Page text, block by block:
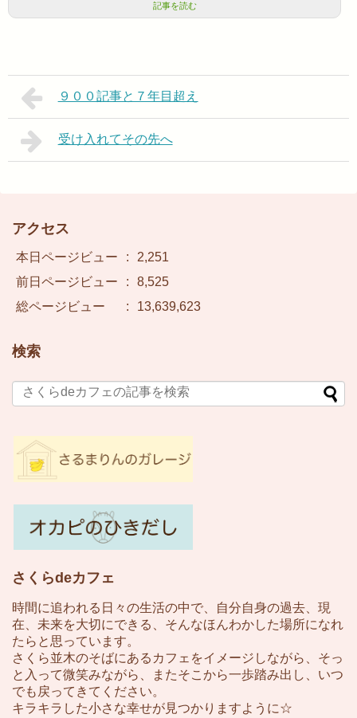
記事を読む
９００記事と７年目超え
受け入れてその先へ
アクセス
本日ページビュー :
2,251
前日ページビュー
:
8,525
総ページビュー
: 13,639,623
検索
さくらdeカフェ
時間に追われる日々の生活の中で、自分自身の過去、現
在、未来を大切にできる、そんなほんわかした場所になれ
たらと思っています。
さくら並木のそばにあるカフェをイメージしながら、そっ
と入って微笑みながら、またそこから一歩踏み出し、いつ
でも戻ってきてください。
キラキラした小さな幸せが見つかりますように☆